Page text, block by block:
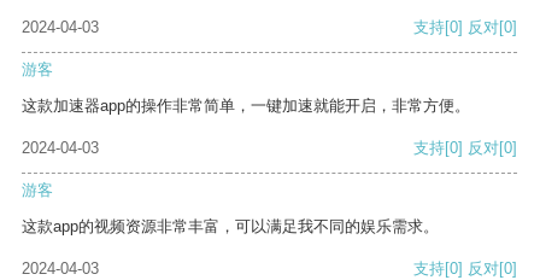
2024-04-03
支持[0] 反对[0]
游客
这款加速器app的操作非常简单，一键加速就能开启，非常方便。
2024-04-03 支持[0] 反对[0]
游客
这款app的视频资源非常丰富，可以满足我不同的娱乐需求。
2024-04-03 支持[0] 反对[0]